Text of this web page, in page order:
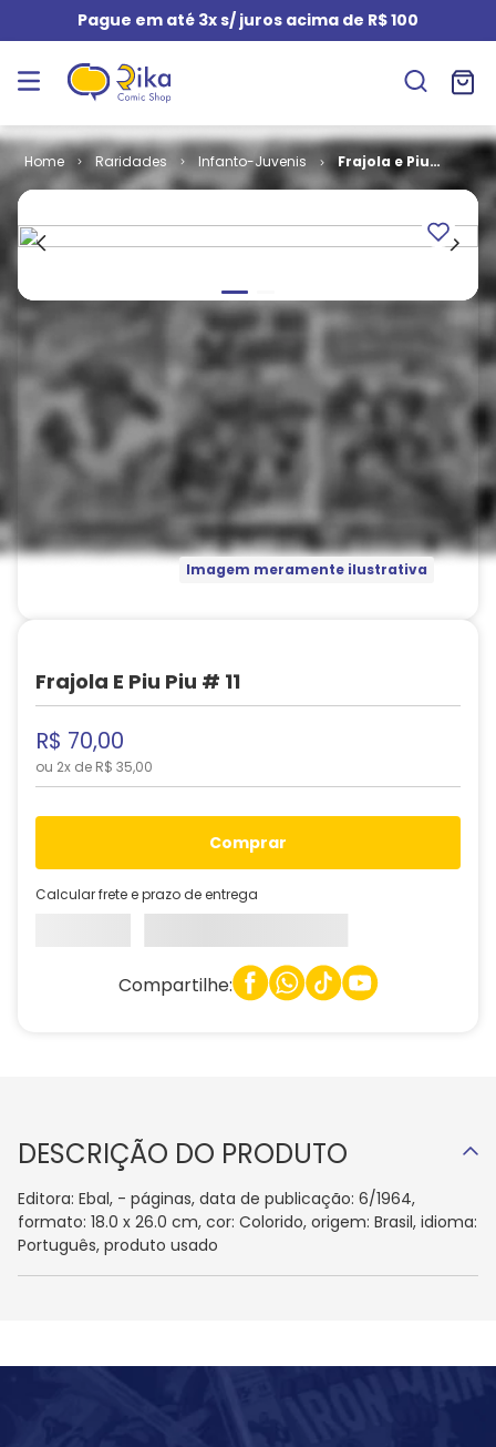
Pague em até 3x s/ juros acima de R$ 100
Raridades Infanto-Juvenis
Frajola e Piu
Piu # 11
Imagem meramente ilustrativa
Frajola E Piu Piu # 11
R$ 70,00
ou 2x de R$ 35,00
comprar
Calcular frete e prazo de entrega
Compartilhe:
DESCRIÇÃO DO PRODUTO
Editora: Ebal, - páginas, data de publicação: 6/1964,
formato: 18.0 x 26.0 cm, cor: Colorido, origem: Brasil, idioma:
Português, produto usado